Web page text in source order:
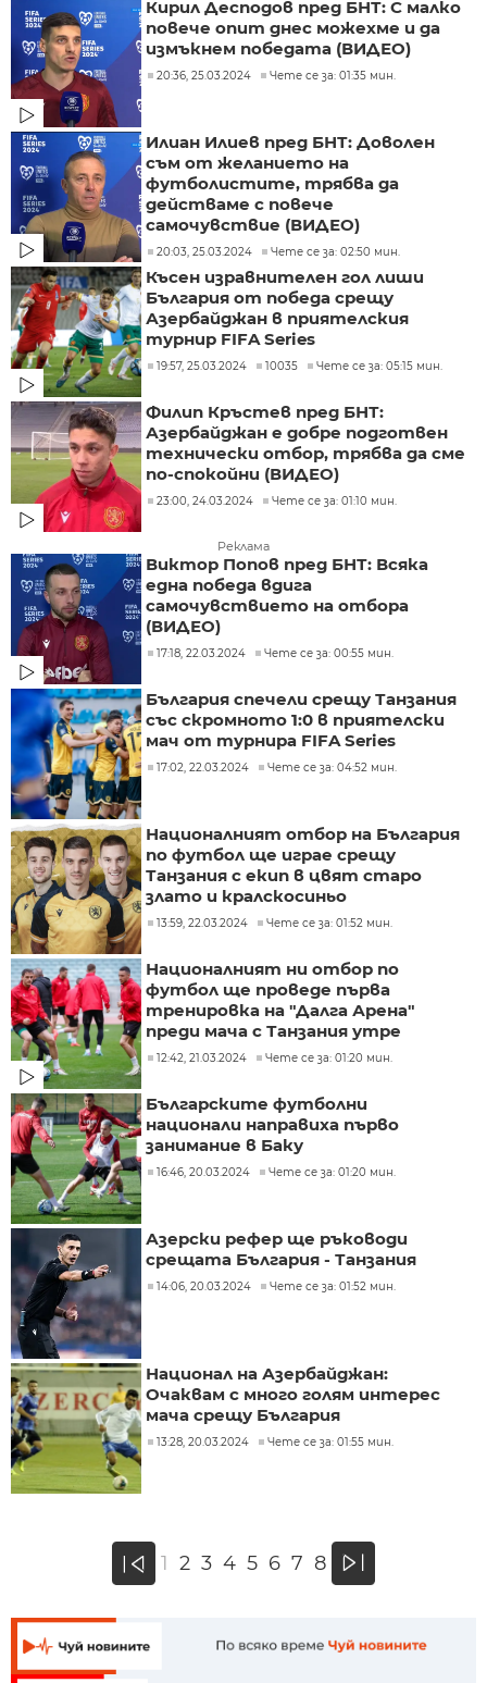
Кирил Десподов пред БНТ: С малко
повече опит днес можехме и да
измъкнем победата (ВИДЕО)
20:36, 25.03.2024 Чете се за: 01:35 мин.
Илиан Илиев пред БНТ: Доволен
съм от желанието на
футболистите, трябва да
действаме с повече
самочувствие (ВИДЕО)
20:03, 25.03.2024 Чете се за: 02:50 мин.
Късен изравнителен гол лиши
България от победа срещу
Азербайджан в приятелския
турнир FIFA Series
19:57, 25.03.2024 10035 Чете се за: 05:15 мин.
Филип Кръстев пред БНТ:
Азербайджан е добре подготвен
технически отбор, трябва да сме
по-спокойни (ВИДЕО)
23:00, 24.03.2024 Чете се за: 01:10 мин.
Реклама
Виктор Попов пред БНТ: Всяка
една победа вдига
самочувствието на отбора
(ВИДЕО)
17:18, 22.03.2024 Чете се за: 00:55 мин.
България спечели срещу Танзания
със скромното 1:0 в приятелски
мач от турнира FIFA Series
17:02, 22.03.2024 Чете се за: 04:52 мин.
Националният отбор на България
по футбол ще играе срещу
Танзания с екип в цвят старо
злато и кралскосиньо
13:59, 22.03.2024 Чете се за: 01:52 мин.
Националният ни отбор по
футбол ще проведе първа
тренировка на "Далга Арена"
преди мача с Танзания утре
12:42, 21.03.2024 Чете се за: 01:20 мин.
Българските футболни
национали направиха първо
занимание в Баку
16:46, 20.03.2024 Чете се за: 01:20 мин.
Азерски рефер ще ръководи
срещата България - Танзания
14:06, 20.03.2024 Чете се за: 01:52 мин.
Национал на Азербайджан:
Очаквам с много голям интерес
мача срещу България
13:28, 20.03.2024 Чете се за: 01:55 мин.
« 1 2 3 4 5 6 7 8 »